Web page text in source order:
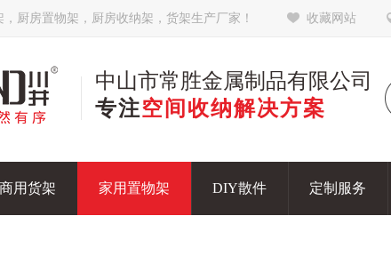
收藏网站
厨房置物架，厨房收纳架，货架生产厂家！
中山市常胜金属制品有限公司
专注空间收纳解决方案
用货架 家用置物架 DIY散件 定制服务